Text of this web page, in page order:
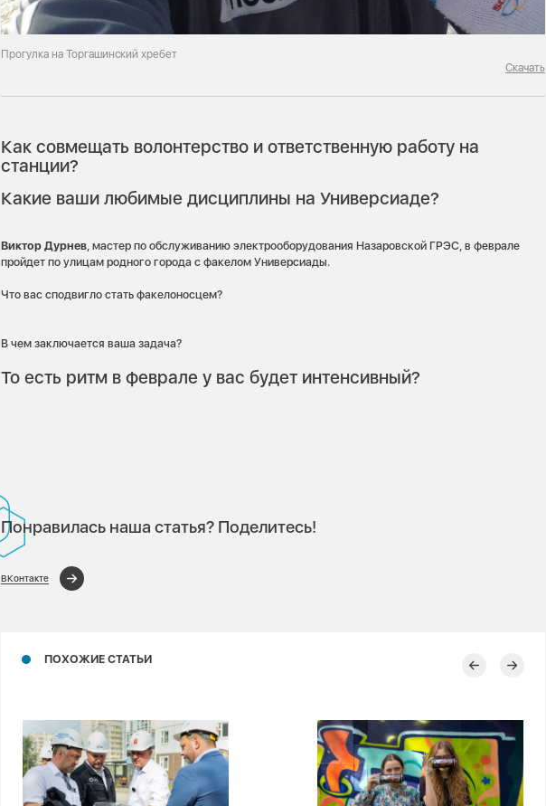
Прогулка на Торгашинский хребет
Скачать
Как совмещать волонтерство и ответственную работу на
станции?
Какие ваши любимые дисциплины на Универсиаде?
Виктор Дурнев , мастер по обслуживанию электрооборудования Назаровской ГРЭС, в феврале
пройдет по улицам родного города с факелом Универсиады.
Что вас сподвигло стать факелоносцем?
В чем заключается ваша задача?
То есть ритм в феврале у вас будет интенсивный?
Понравилась наша статья? Поделитесь!
ВКонтакте
ПОХОЖИЕ СТАТЬИ